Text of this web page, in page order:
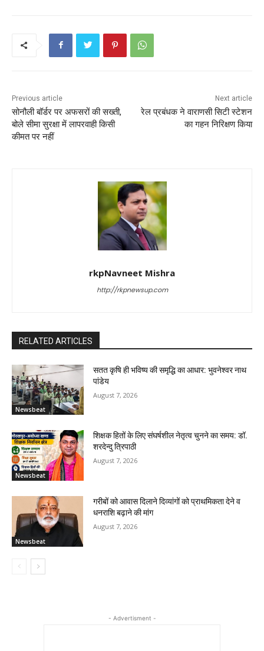
k
A
p
st
Previous article
सोनौली बॉर्डर पर अफसरों की सख्ती,
बोले सीमा सुरक्षा में लापरवाही किसी
कीमत पर नहीं
Next article
रेल प्रबंधक ने वाराणसी सिटी स्टेशन
का गहन निरिक्षण किया
rkpNavneet Mishra
http://rkpnewsup.com
RELATED ARTICLES
Newsbeat
सतत कृषि ही भविष्य की समृद्धि का आधार: भुवनेश्वर नाथ
पांडेय
August 7, 2026
Newsbeat
शिक्षक हितों के लिए संघर्षशील नेतृत्व चुनने का समय: डॉ.
शरदेन्दु त्रिपाठी
August 7, 2026
Newsbeat
गरीबों को आवास दिलाने दिव्यांगों को प्राथमिकता देने व
धनराशि बढ़ाने की मांग
August 7, 2026
- Advertisment -